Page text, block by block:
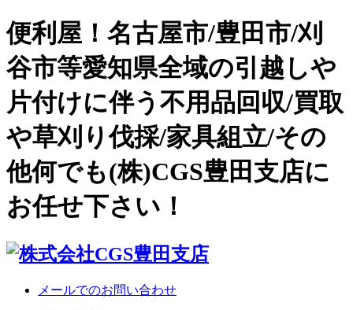
便利屋！名古屋市/豊田市/刈
谷市等愛知県全域の引越しや
片付けに伴う不用品回収/買取
や草刈り伐採/家具組立/その
他何でも(株)CGS豊田支店に
お任せ下さい！
メールでのお問い合わせ